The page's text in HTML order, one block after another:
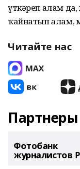
үткәреп алам
ҡайнатып алам,
Читайте нас
Партнеры
Фотобанк
журналистов